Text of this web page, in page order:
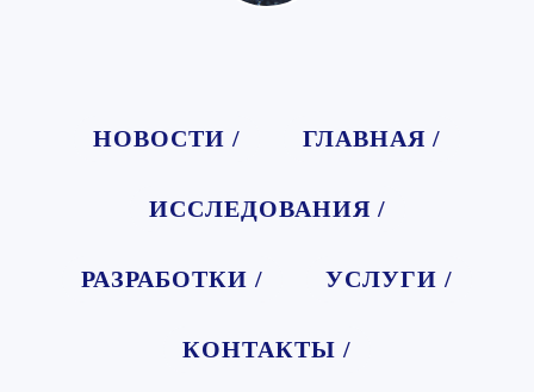
НОВОСТИ / ГЛАВНАЯ /
ИССЛЕДОВАНИЯ /
РАЗРАБОТКИ / УСЛУГИ /
КОНТАКТЫ /